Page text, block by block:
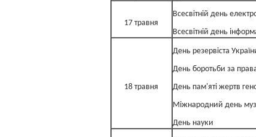
17 травня
Всесвітній день
Всесвітній день
18 травня
День резервіста
День боротьби за
День пам'яті жертв
Міжнародний день
День науки